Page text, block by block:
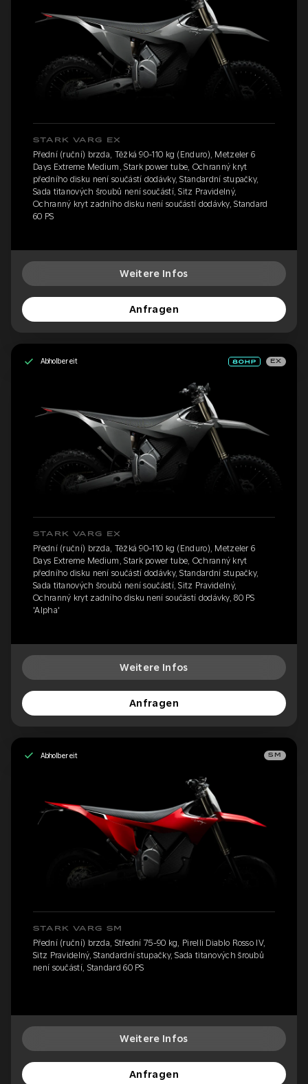
STARK VARG EX
Přední (ruční) brzda, Těžká 90-110 kg (Enduro), Metzeler 6
Days Extreme Medium, Stark power tube, Ochranný kryt
předního disku není součástí dodávky, Standardní stupačky,
Sada titanových šroubů není součástí, Sitz Pravidelný,
Ochranný kryt zadního disku není součástí dodávky, Standard
60 PS
Weitere Infos
Anfragen
Abholbereit EX
STARK VARG EX
Přední (ruční) brzda, Těžká 90-110 kg (Enduro), Metzeler 6
Days Extreme Medium, Stark power tube, Ochranný kryt
předního disku není součástí dodávky, Standardní stupačky,
Sada titanových šroubů není součástí, Sitz Pravidelný,
Ochranný kryt zadního disku není součástí dodávky, 80 PS
'Alpha'
Weitere Infos
Anfragen
Abholbereit SM
STARK VARG SM
Přední (ruční) brzda, Střední 75-90 kg, Pirelli Diablo Rosso IV,
Sitz Pravidelný, Standardní stupačky, Sada titanových šroubů
není součástí, Standard 60 PS
Weitere Infos
Anfragen